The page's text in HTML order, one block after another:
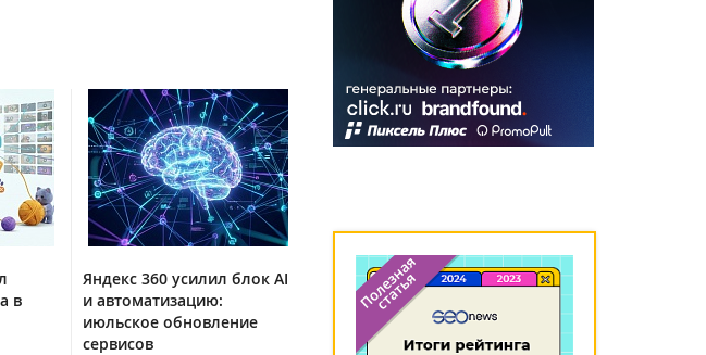
в
Яндекс 360 усилил блок AI
и автоматизацию:
июльское обновление
сервисов